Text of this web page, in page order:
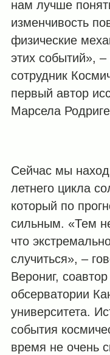
нам лучше
изменчивость
физические
этих событий»,
сотрудник
первый автор
Марсела
Сейчас мы
летнего цикла
который по
сильным. «Тем
что
случиться», –
Верониг,
обсерватории
университета.
события
время не очень